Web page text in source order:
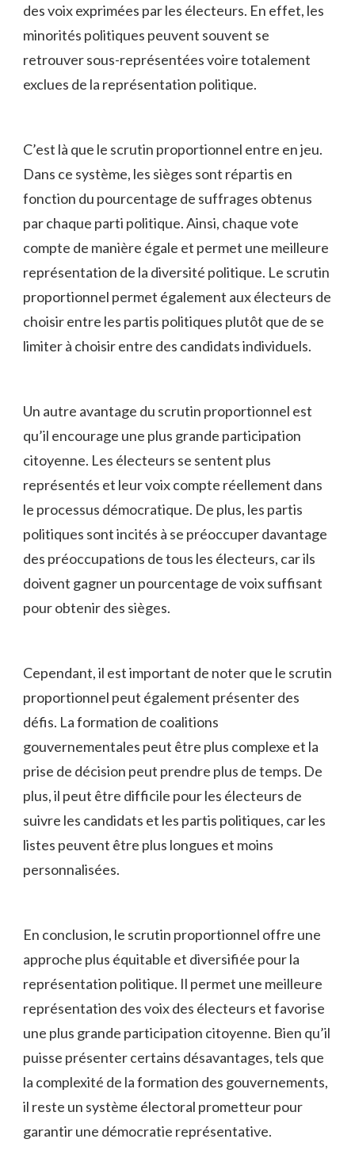
des⁤ voix exprimées par les électeurs.​ En effet, les
minorités politiques peuvent souvent‍ se
retrouver sous-représentées voire totalement
exclues de la représentation politique.
C’est là que le scrutin proportionnel entre en jeu.
⁣Dans ce système, les ⁣sièges sont répartis en
fonction du pourcentage de suffrages obtenus
⁣par ​chaque parti politique. Ainsi, ⁣chaque vote
compte de manière⁢ égale et permet une meilleure
représentation de la diversité politique.‍ Le ​scrutin
proportionnel permet également aux électeurs de
choisir entre les ​partis⁣ politiques⁤ plutôt ‍que de ⁣se
limiter à choisir​ entre⁤ des candidats⁤ individuels.
Un autre avantage du scrutin proportionnel est
qu’il encourage une plus grande​ participation
‍citoyenne. Les ⁢électeurs se sentent plus
représentés et leur ⁣voix compte réellement dans
le processus démocratique. De‍ plus, ‌les partis
politiques sont incités à se préoccuper davantage
des préoccupations de ⁢tous les‌ électeurs, car ils
‍doivent gagner un pourcentage de voix suffisant
pour obtenir ​des sièges.
Cependant, il est important de ⁣noter que le scrutin
proportionnel peut également présenter ‍des
défis.‍ La⁣ formation de coalitions
gouvernementales peut être plus complexe et la
‌prise⁣ de décision peut prendre plus de temps. De
‌plus, il peut⁢ être‌ difficile pour les ‌électeurs ‍de
suivre les candidats ⁣et les partis politiques,⁣ car les
listes ⁢peuvent être‌ plus longues et moins‌
personnalisées.
En ⁣conclusion, le scrutin​ proportionnel⁢ offre une
approche plus équitable⁤ et diversifiée pour la
représentation politique.⁤ Il permet​ une meilleure‍
représentation des ⁤voix des électeurs et favorise
une plus grande ​participation citoyenne.‍ Bien qu’il
puisse présenter certains‌ désavantages, ⁢tels que
la complexité de la formation des gouvernements,
il reste un système électoral⁤ prometteur pour
garantir une démocratie représentative.